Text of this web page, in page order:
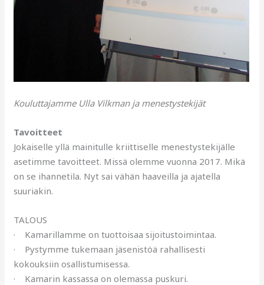
Kouluttajamme Ulla Vilkman ja menestystekijät
Tavoitteet
Jokaiselle yllä mainitulle kriittiselle menestystekijälle
asetimme tavoitteet. Missä olemme vuonna 2017. Mikä
on se ihannetila. Nyt sai vähän haaveilla ja ajatella
suuriakin.
TALOUS
· Kamarillamme on tuottoisaa sijoitustoimintaa.
· Pystymme tukemaan jäsenistöä rahallisesti
kokouksiin osallistumisessa.
· Kamarin kassassa on olemassa puskuri.